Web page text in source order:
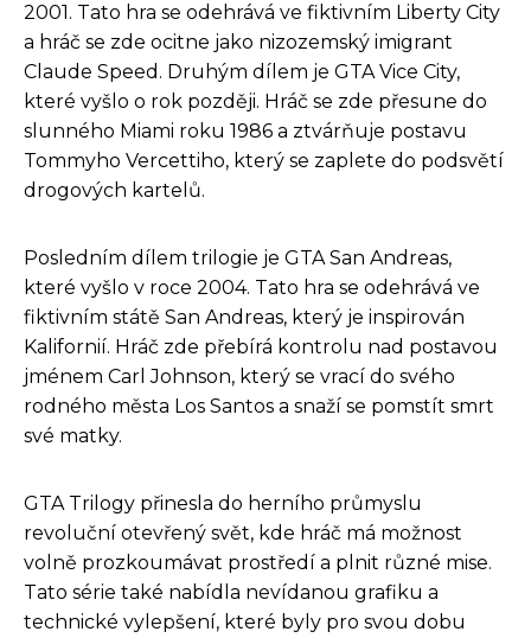
2001. Tato hra se odehrává ve fiktivním Liberty City
a hráč se zde ocitne jako nizozemský imigrant
Claude Speed. Druhým dílem je GTA Vice City,
které vyšlo o rok později. Hráč se zde přesune do
slunného Miami roku 1986 a ztvárňuje postavu
Tommyho Vercettiho, který se zaplete do podsvětí
drogových kartelů.
Posledním dílem trilogie je GTA San Andreas,
které vyšlo v roce 2004. Tato hra se odehrává ve
fiktivním státě San Andreas, který je inspirován
Kalifornií. Hráč zde přebírá kontrolu nad postavou
jménem Carl Johnson, který se vrací do svého
rodného města Los Santos a snaží se pomstít smrt
své matky.
GTA Trilogy přinesla do herního průmyslu
revoluční otevřený svět, kde hráč má možnost
volně prozkoumávat prostředí a plnit různé mise.
Tato série také nabídla nevídanou grafiku a
technické vylepšení, které byly pro svou dobu